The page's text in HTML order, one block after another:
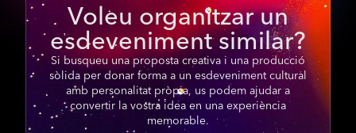
Voleu organitzar un
esdeveniment similar?
Si busqueu una proposta creativa i una producció
sòlida per donar forma a un esdeveniment cultural
amb personalitat pròpia, us podem ajudar a
convertir la vostra idea en una experiència
memorable.